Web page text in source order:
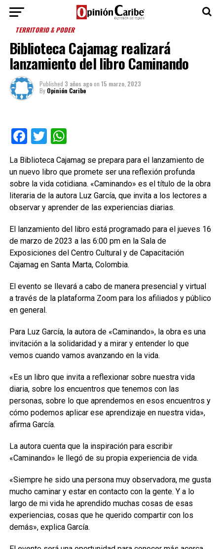
TERRITORIO & PODER
Biblioteca Cajamag realizará
lanzamiento del libro Caminando
Published 3 años agoon 15 marzo, 2023
By Opinión Caribe
Facebook
TwitterWhatsApp
La Biblioteca Cajamag se prepara para el lanzamiento de
un nuevo libro que promete ser una reflexión profunda
sobre la vida cotidiana. «Caminando» es el título de la obra
literaria de la autora Luz García, que invita a los lectores a
observar y aprender de las experiencias diarias.
El lanzamiento del libro está programado para el jueves 16
de marzo de 2023 a las 6:00 pm en la Sala de
Exposiciones del Centro Cultural y de Capacitación
Cajamag en Santa Marta, Colombia.
El evento se llevará a cabo de manera presencial y virtual
a través de la plataforma Zoom para los afiliados y público
en general.
Para Luz García, la autora de «Caminando», la obra es una
invitación a la solidaridad y a mirar y entender lo que
vemos cuando vamos avanzando en la vida.
«Es un libro que invita a reflexionar sobre nuestra vida
diaria, sobre los encuentros que tenemos con las
personas, sobre lo que aprendemos en esos encuentros y
cómo podemos aplicar ese aprendizaje en nuestra vida»,
afirma García.
La autora cuenta que la inspiración para escribir
«Caminando» le llegó de su propia experiencia de vida.
«Siempre he sido una persona muy observadora, me gusta
mucho caminar y estar en contacto con la gente. Y a lo
largo de mi vida he aprendido muchas cosas de esas
experiencias, cosas que he querido compartir con los
demás», explica García.